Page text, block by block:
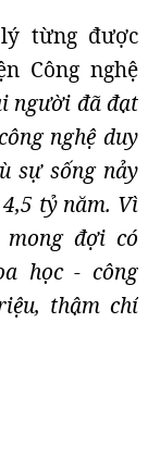
từng được
Công nghệ
người đã đạt
nghệ duy
sự sống nảy
tỷ năm. Vì
đợi có
học - công
thậm chí